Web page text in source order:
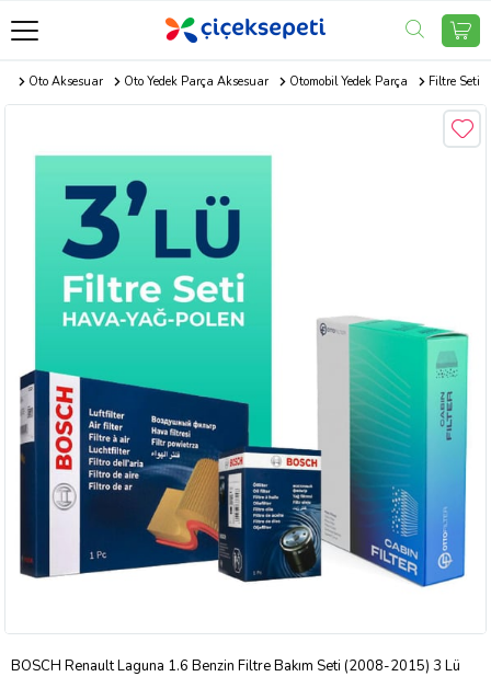
Oto Aksesuar Oto Yedek Parça Aksesuar Otomobil Yedek Parça Filtre Seti
BOSCH Renault Laguna 1.6 Benzin Filtre Bakım Seti (2008-2015) 3 Lü